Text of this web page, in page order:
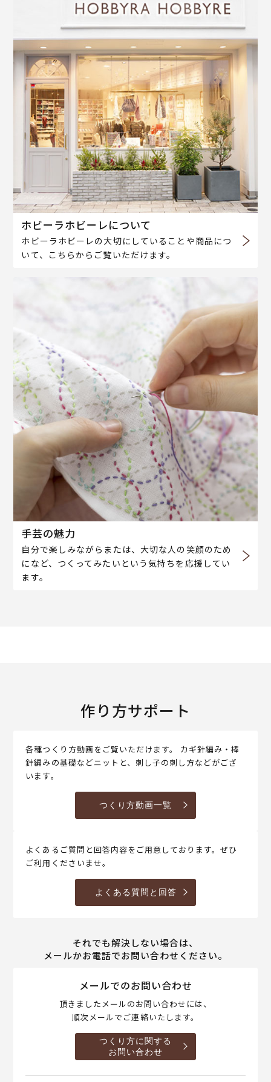
ホビーラホビーレについて
ホビーラホビーレの大切にしていることや商品につ
いて、こちらからご覧いただけます。
手芸の魅力
自分で楽しみながらまたは、大切な人の笑顔のため
になど、つくってみたいという気持ちを応援してい
ます。
作り方サポート
各種つくり方動画をご覧いただけます。 カギ針編み・棒
針編みの基礎などニットと、刺し子の刺し方などがござ
います。
つくり方動画一覧
よくあるご質問と回答内容をご用意しております。ぜひ
ご利用くださいませ。
よくある質問と回答
それでも解決しない場合は、
メールかお電話でお問い合わせください。
メールでのお問い合わせ
頂きましたメールのお問い合わせには、
順次メールでご連絡いたします。
つくり方に関する
お問い合わせ